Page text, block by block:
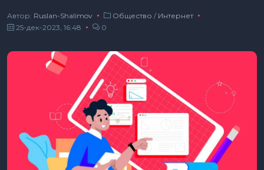
Автор: Ruslan-Shalimov Общество / Интернет
25-дек-2023, 16:48
0